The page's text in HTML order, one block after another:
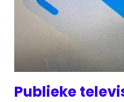
Publieke